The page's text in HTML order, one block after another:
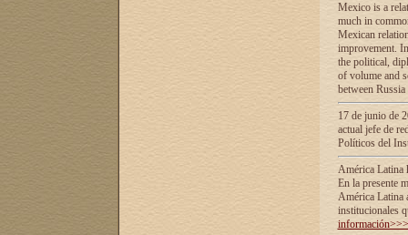
Mexico is a
much in
Mexican
improvement.
the political,
of volume and
between
17 de junio de
actual jefe de
Políticos del
América Latina
En la presente
América Latina
institucionales
información>>>